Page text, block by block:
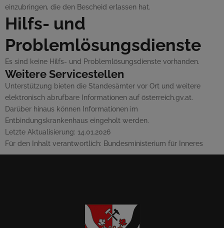
einzubringen, die den Bescheid erlassen hat.
Hilfs- und
Problemlösungsdienste
Es sind keine Hilfs- und Problemlösungsdienste vorhanden.
Weitere Servicestellen
Unterstützung bieten die Standesämter vor Ort und weitere
elektronisch abrufbare Informationen auf österreich.gv.at.
Darüber hinaus können Informationen im
Entbindungskrankenhaus eingeholt werden.
Letzte Aktualisierung: 14.01.2026
Für den Inhalt verantwortlich: Bundesministerium für Inneres